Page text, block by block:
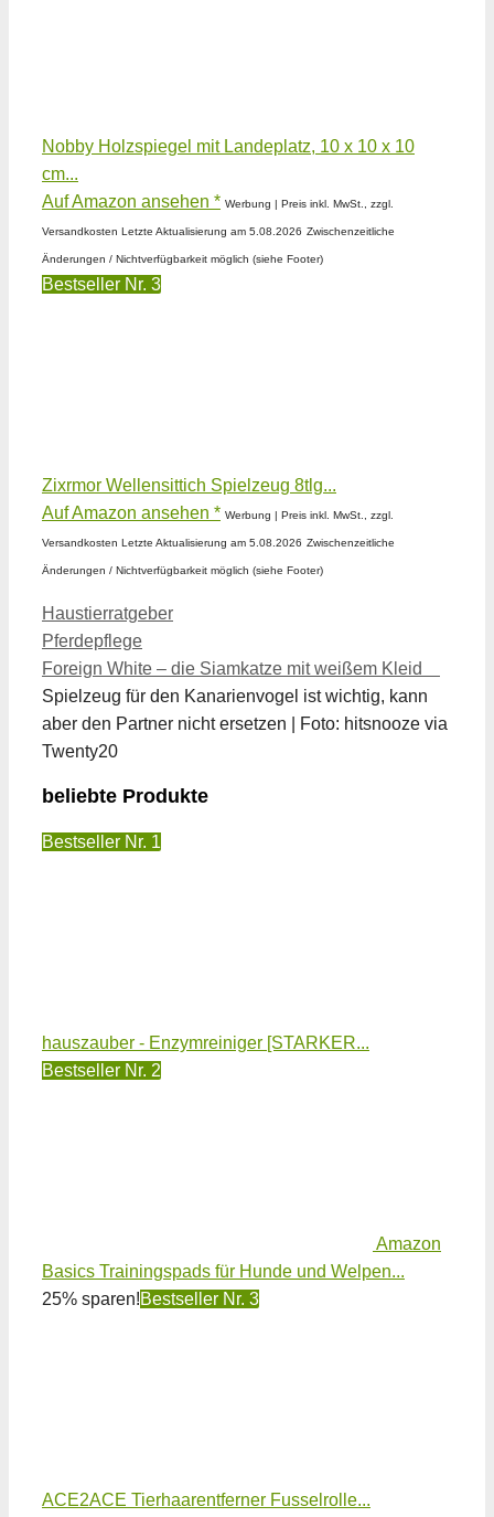
Nobby Holzspiegel mit Landeplatz, 10 x 10 x 10
cm...
Auf Amazon ansehen * Werbung | Preis inkl. MwSt., zzgl.
Versandkosten Letzte Aktualisierung am 5.08.2026 Zwischenzeitliche
Änderungen / Nichtverfügbarkeit möglich (siehe Footer)
Bestseller Nr. 3
Zixrmor Wellensittich Spielzeug 8tlg...
Auf Amazon ansehen * Werbung | Preis inkl. MwSt., zzgl.
Versandkosten Letzte Aktualisierung am 5.08.2026 Zwischenzeitliche
Änderungen / Nichtverfügbarkeit möglich (siehe Footer)
Kategorien
Haustierratgeber
Pferdepflege
Foreign White – die Siamkatze mit weißem Kleid
Spielzeug für den Kanarienvogel ist wichtig, kann
aber den Partner nicht ersetzen | Foto: hitsnooze via
Twenty20
beliebte Produkte
Bestseller Nr. 1
hauszauber - Enzymreiniger [STARKER...
Bestseller Nr. 2
Amazon
Basics Trainingspads für Hunde und Welpen...
25% sparen!Bestseller Nr. 3
ACE2ACE Tierhaarentferner Fusselrolle...